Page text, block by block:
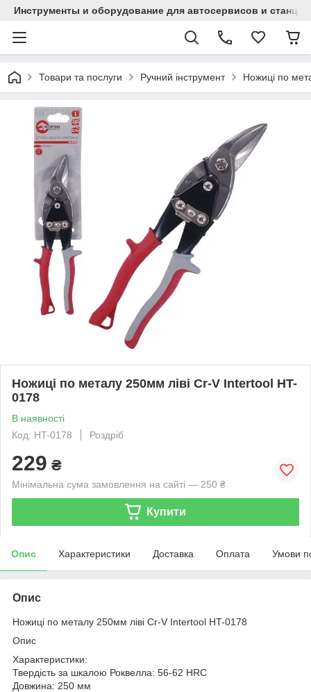
Инструменты и оборудование для автосервисов и
Товари та послуги Ручний інструмент Ножиці по
Ножиці по металу 250мм ліві Cr-V Intertool HT-
0178
В наявності
Код: HT-0178
Роздріб
229 ₴
Мінімальна сума замовлення на сайті — 250 ₴
Купити
Опис Характеристики Доставка Оплата Умови
Опис
Ножиці по металу 250мм ліві Cr-V Intertool HT-0178
Опис
Характеристики:
Твердість за шкалою Роквелла: 56-62 HRC
Довжина: 250 мм